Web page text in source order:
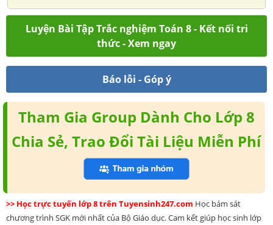
Luyện Bài Tập Trắc nghiệm Toán 8 - Kết nối tri
thức - Xem ngay
Báo lỗi - Góp ý
Tham Gia Group Dành Cho Lớp 8
Chia Sẻ, Trao Đổi Tài Liệu Miễn Phí
>> Học trực tuyến lớp 8 trên Tuyensinh247.com Học bám sát
chương trình SGK mới nhất của Bộ Giáo dục. Cam kết giúp học sinh lớp